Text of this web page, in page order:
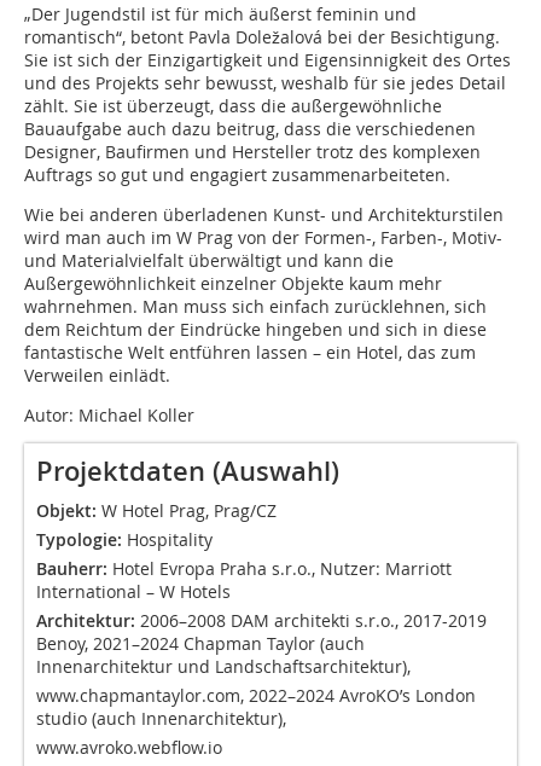
„Der Jugendstil ist für mich äußerst feminin und
romantisch“, betont Pavla Doležalová bei der Besichtigung.
Sie ist sich der Einzigartigkeit und Eigensinnigkeit des Ortes
und des Projekts sehr bewusst, weshalb für sie jedes Detail
zählt. Sie ist überzeugt, dass die außergewöhnliche
Bauaufgabe auch dazu beitrug, dass die verschiedenen
Designer, Baufirmen und Hersteller trotz des komplexen
Auftrags so gut und engagiert zusammenarbeiteten.
Wie bei anderen überladenen Kunst- und Architekturstilen
wird man auch im W Prag von der Formen-, Farben-, Motiv-
und Materialvielfalt überwältigt und kann die
Außergewöhnlichkeit einzelner Objekte kaum mehr
wahrnehmen. Man muss sich einfach zurücklehnen, sich
dem Reichtum der Eindrücke hingeben und sich in diese
fantastische Welt entführen lassen – ein Hotel, das zum
Verweilen einlädt.
Autor: Michael Koller
Projektdaten (Auswahl)
Objekt: W Hotel Prag, Prag/CZ
Typologie: Hospitality
Bauherr: Hotel Evropa Praha s.r.o., Nutzer: Marriott
International – W Hotels
Architektur: 2006–2008 DAM architekti s.r.o., 2017-2019
Benoy, 2021–2024 Chapman Taylor (auch
Innenarchitektur und Landschaftsarchitektur),
www.chapmantaylor.com, 2022–2024 AvroKO’s London
studio (auch Innenarchitektur),
www.avroko.webflow.io